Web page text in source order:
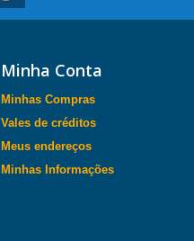
Minha Conta
Minhas Compras
Vales de créditos
Meus endereços
Minhas Informações